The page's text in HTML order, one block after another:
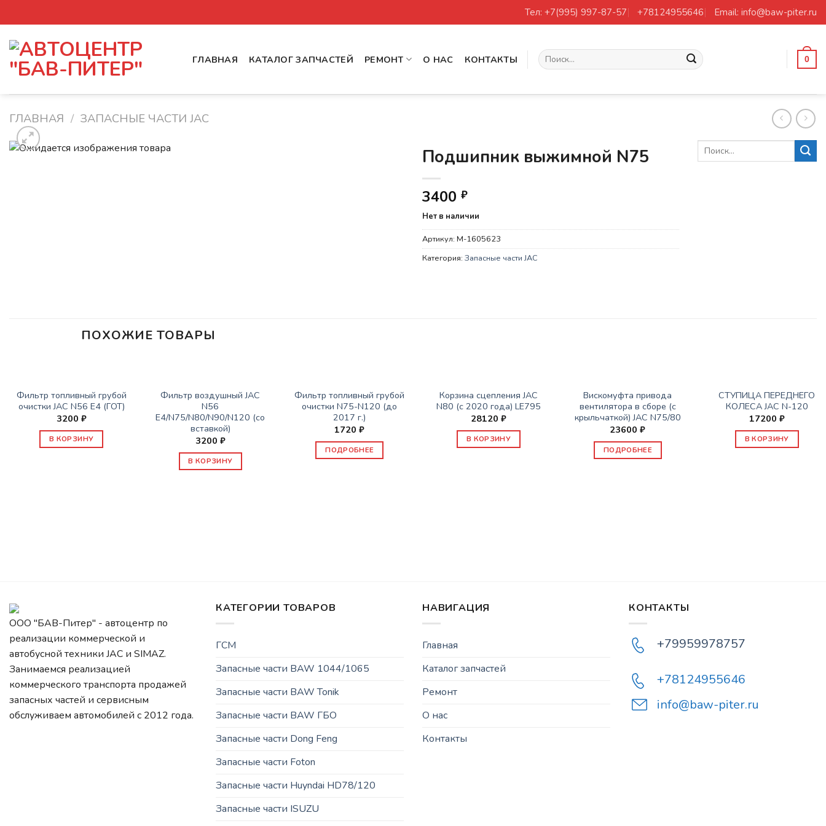
to
content
Тел: +7(995) 997-87-57 +78124955646 Email: info@baw-piter.ru
ГЛАВНАЯ КАТАЛОГ ЗАПЧАСТЕЙ РЕМОНТ О НАС КОНТАКТЫ Искать: 0
ГЛАВНАЯ / ЗАПАСНЫЕ ЧАСТИ JAC
Подшипник выжимной N75
3400 ₽
Нет в наличии
Артикул: M-1605623
Категория: Запасные части JAC
ПОХОЖИЕ ТОВАРЫ
Фильтр топливный грубой
очистки JAC N56 Е4 (ГОТ)
3200 ₽
В КОРЗИНУ
Фильтр воздушный JAC
N56
E4/N75/N80/N90/N120 (со
вставкой)
3200 ₽
В КОРЗИНУ
Фильтр топливный грубой
очистки N75-N120 (до
2017 г.)
1720₽
ПОДРОБНЕЕ
Корзина сцепления JAC
N80 (с 2020 года) LE795
28120₽
В КОРЗИНУ
Вискомуфта привода
вентилятора в сборе (с
крыльчаткой) JAC N75/80
23600₽
ПОДРОБНЕЕ
СТУПИЦА ПЕРЕДНЕГО
КОЛЕСА JAC N-120
17200 ₽
В КОРЗИНУ
ООО "БАВ-Питер" - автоцентр по
реализации коммерческой и
автобусной техники JAC и SIMAZ.
Занимаемся реализацией
коммерческого транспорта продажей
запасных частей и сервисным
обслуживаем автомобилей c 2012 года.
КАТЕГОРИИ ТОВАРОВ
ГСМ
Запасные части BAW 1044/1065
Запасные части BAW Tonik
Запасные части BAW ГБО
Запасные части Dong Feng
Запасные части Foton
Запасные части Huyndai HD78/120
Запасные части ISUZU
НАВИГАЦИЯ
Главная
Каталог запчастей
Ремонт
О нас
Контакты
КОНТАКТЫ
+79959978757
+78124955646
info@baw-piter.ru